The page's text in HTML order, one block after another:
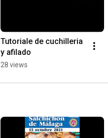
Tutoriale de cuchilleria
y afilado
28 views